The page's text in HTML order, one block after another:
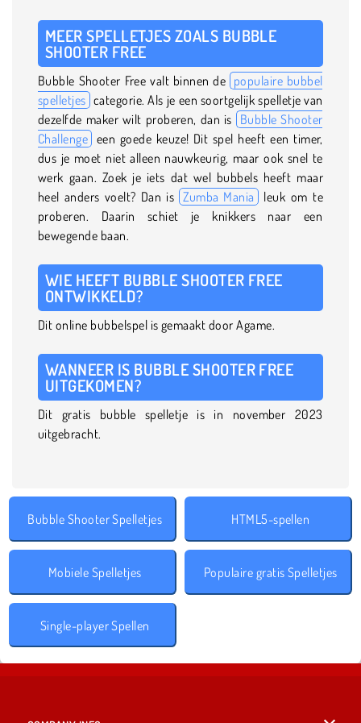
MEER SPELLETJES ZOALS BUBBLE
SHOOTER FREE
Bubble Shooter Free valt binnen de populaire bubbel
spelletjes categorie. Als je een soortgelijk spelletje van
dezelfde maker wilt proberen, dan is Bubble Shooter
Challenge een goede keuze! Dit spel heeft een timer,
dus je moet niet alleen nauwkeurig, maar ook snel te
werk gaan. Zoek je iets dat wel bubbels heeft maar
heel anders voelt? Dan is Zumba Mania leuk om te
proberen. Daarin schiet je knikkers naar een
bewegende baan.
WIE HEEFT BUBBLE SHOOTER FREE
ONTWIKKELD?
Dit online bubbelspel is gemaakt door Agame.
WANNEER IS BUBBLE SHOOTER FREE
UITGEKOMEN?
Dit gratis bubble spelletje is in november 2023
uitgebracht.
Bubble Shooter Spelletjes HTML5-spellen
Mobiele Spelletjes Populaire gratis Spelletjes
Single-player Spellen